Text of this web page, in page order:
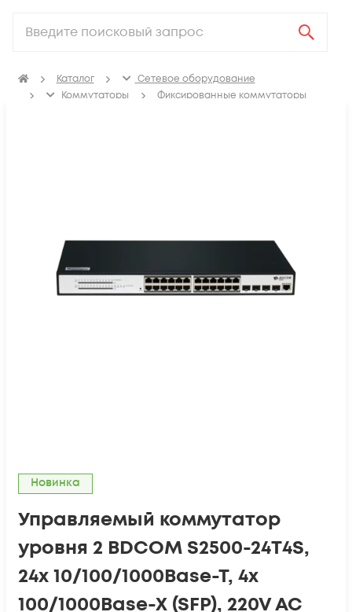
Каталог
Сетевое оборудование
Коммутаторы
Фиксированные коммутаторы
Новинка
Управляемый коммутатор
уровня 2 BDCOM S2500-24T4S,
24x 10/100/1000Base-T, 4x
100/1000Base-X (SFP), 220V AC